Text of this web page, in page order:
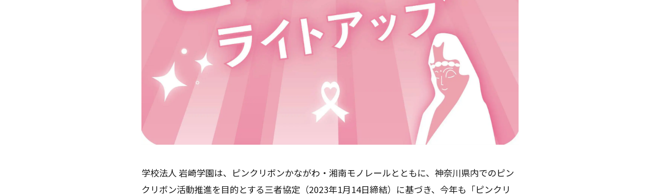
学校法人 岩崎学園は、ピンクリボンかながわ・湘南モノレールとともに、神奈川県内でのピン
クリボン活動推進を目的とする三者協定（2023年1月14日締結）に基づき、今年も「ピンクリ